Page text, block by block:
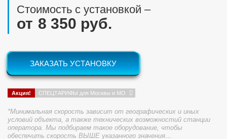
Стоимость с установкой ‒
8 350 руб.
ЗАКАЗАТЬ УСТАНОВКУ
Акция! СПЕЦТАРИФЫ для Москвы и МО
*Минимальная скорость зависит от географических и иных
условий объекта, а также технических возможностий станции
оператора. Мы подбираем такое оборудование, чтобы
обеспечить скорость ВЫШЕ указанного значения…